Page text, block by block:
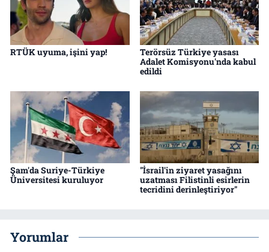
RTÜK uyuma, işini yap!
Terörsüz Türkiye yasası
Adalet Komisyonu'nda kabul
edildi
Şam'da Suriye-Türkiye
Üniversitesi kuruluyor
"İsrail'in ziyaret yasağını
uzatması Filistinli esirlerin
tecridini derinleştiriyor"
Yorumlar